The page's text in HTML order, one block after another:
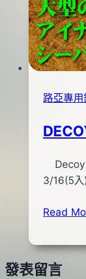
路亞專用
bc
pro-
2015
年
月
日
Decoy
3/16(5
Read
發表留言